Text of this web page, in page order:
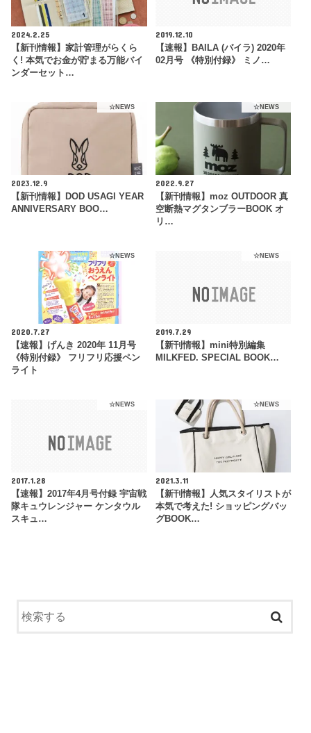
2024.2.25
【新刊情報】家計管理がらくら
く! 本気でお金が貯まる万能バイ
ンダーセット…
2019.12.10
【速報】BAILA (バイラ) 2020年
02月号 《特別付録》 ミノ…
☆NEWS
2023.12.9
【新刊情報】DOD USAGI YEAR
ANNIVERSARY BOO…
☆NEWS
2022.9.27
【新刊情報】moz OUTDOOR 真
空断熱マグタンブラーBOOK オ
リ…
☆NEWS
2020.7.27
【速報】げんき 2020年 11月号
《特別付録》 フリフリ応援ペン
ライト
☆NEWS
2019.7.29
【新刊情報】mini特別編集
MILKFED. SPECIAL BOOK…
☆NEWS
2017.1.28
【速報】2017年4月号付録 宇宙戦
隊キュウレンジャー ケンタウル
スキュ…
☆NEWS
2021.3.11
【新刊情報】人気スタイリストが
本気で考えた! ショッピングバッ
グBOOK…